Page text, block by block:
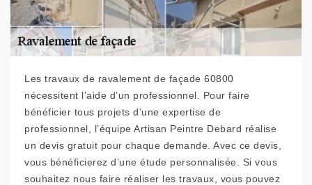
Les travaux de ravalement de façade 60800
nécessitent l’aide d’un professionnel. Pour faire
bénéficier tous projets d’une expertise de
professionnel, l’équipe Artisan Peintre Debard réalise
un devis gratuit pour chaque demande. Avec ce devis,
vous bénéficierez d’une étude personnalisée. Si vous
souhaitez nous faire réaliser les travaux, vous pouvez